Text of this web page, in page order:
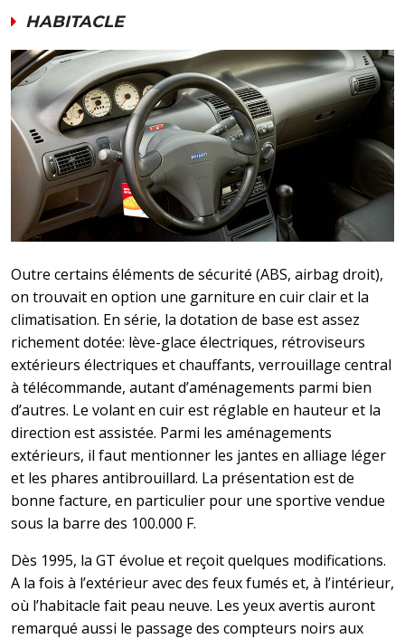
HABITACLE
Outre certains éléments de sécurité (ABS, airbag droit),
on trouvait en option une garniture en cuir clair et la
climatisation. En série, la dotation de base est assez
richement dotée: lève-glace électriques, rétroviseurs
extérieurs électriques et chauffants, verrouillage central
à télécommande, autant d’aménagements parmi bien
d’autres. Le volant en cuir est réglable en hauteur et la
direction est assistée. Parmi les aménagements
extérieurs, il faut mentionner les jantes en alliage léger
et les phares antibrouillard. La présentation est de
bonne facture, en particulier pour une sportive vendue
sous la barre des 100.000 F.
Dès 1995, la GT évolue et reçoit quelques modifications.
A la fois à l’extérieur avec des feux fumés et, à l’intérieur,
où l’habitacle fait peau neuve. Les yeux avertis auront
remarqué aussi le passage des compteurs noirs aux